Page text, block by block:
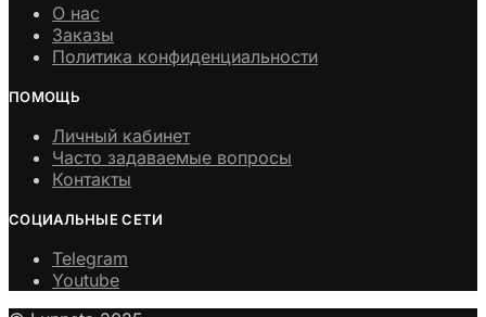
О нас
Заказы
Политика конфиденциальности
ПОМОЩЬ
Личный кабинет
Часто задаваемые вопросы
Контакты
СОЦИАЛЬНЫЕ СЕТИ
Telegram
Youtube